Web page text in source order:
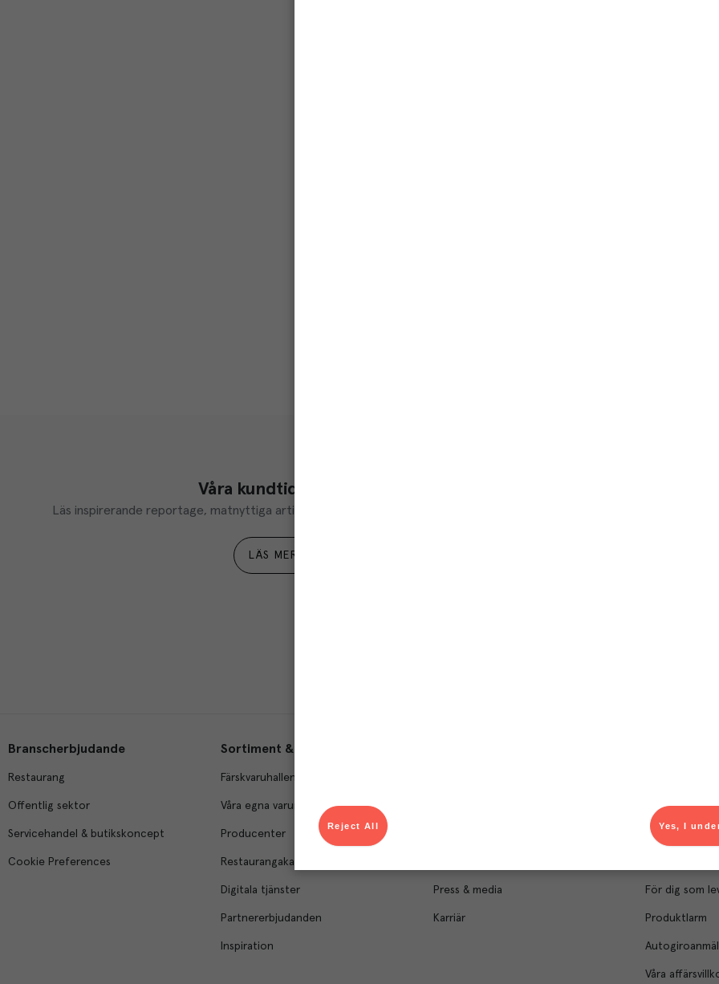
Våra kundtidningar
Läs inspirerande reportage, matnyttiga artiklar och ta del av aktuella kampanjer.
LÄS MER
Du som är Menigo-
Branscherbjudande
Restaurang
Offentlig sektor
Servicehandel & butikskoncept
Cookie Preferences
Sortiment & tjänster
Färskvaruhallen
Våra egna varumärken
Producenter
Restaurangakademien
Digitala tjänster
Partnererbjudanden
Inspiration
Press & media
Karriär
Kundservice
Säljavdelning
För dig som
Produktlarm
Våra
Yes, I
Reject All